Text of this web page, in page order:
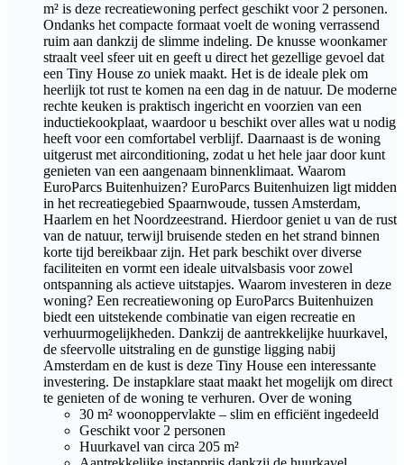
m² is deze recreatiewoning perfect geschikt voor 2 personen.
Ondanks het compacte formaat voelt de woning verrassend
ruim aan dankzij de slimme indeling. De knusse woonkamer
straalt veel sfeer uit en geeft u direct het gezellige gevoel dat
een Tiny House zo uniek maakt. Het is de ideale plek om
heerlijk tot rust te komen na een dag in de natuur. De moderne
rechte keuken is praktisch ingericht en voorzien van een
inductiekookplaat, waardoor u beschikt over alles wat u nodig
heeft voor een comfortabel verblijf. Daarnaast is de woning
uitgerust met airconditioning, zodat u het hele jaar door kunt
genieten van een aangenaam binnenklimaat. Waarom
EuroParcs Buitenhuizen? EuroParcs Buitenhuizen ligt midden
in het recreatiegebied Spaarnwoude, tussen Amsterdam,
Haarlem en het Noordzeestrand. Hierdoor geniet u van de rust
van de natuur, terwijl bruisende steden en het strand binnen
korte tijd bereikbaar zijn. Het park beschikt over diverse
faciliteiten en vormt een ideale uitvalsbasis voor zowel
ontspanning als actieve uitstapjes. Waarom investeren in deze
woning? Een recreatiewoning op EuroParcs Buitenhuizen
biedt een uitstekende combinatie van eigen recreatie en
verhuurmogelijkheden. Dankzij de aantrekkelijke huurkavel,
de sfeervolle uitstraling en de gunstige ligging nabij
Amsterdam en de kust is deze Tiny House een interessante
investering. De instapklare staat maakt het mogelijk om direct
te genieten of de woning te verhuren. Over de woning
30 m² woonoppervlakte – slim en efficiënt ingedeeld
Geschikt voor 2 personen
Huurkavel van circa 205 m²